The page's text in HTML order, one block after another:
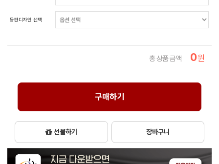
동판디자인 선택
총 상품 금액 0원
구매하기
선물하기 장바구니